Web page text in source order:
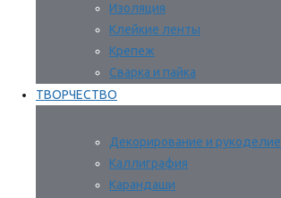
Изоляция
Клейкие ленты
Крепеж
Сварка и пайка
ТВОРЧЕСТВО
Декорирование и рукоделие
Каллиграфия
Карандаши